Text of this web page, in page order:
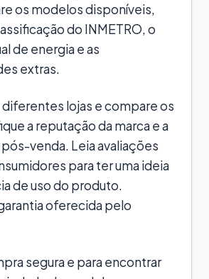
os modelos disponíveis,
do INMETRO, o
de energia e as
extras.
diferentes lojas e compare os
a reputação da marca e a
venda. Leia avaliações
para ter uma ideia
de uso do produto.
oferecida pelo
segura e para encontrar